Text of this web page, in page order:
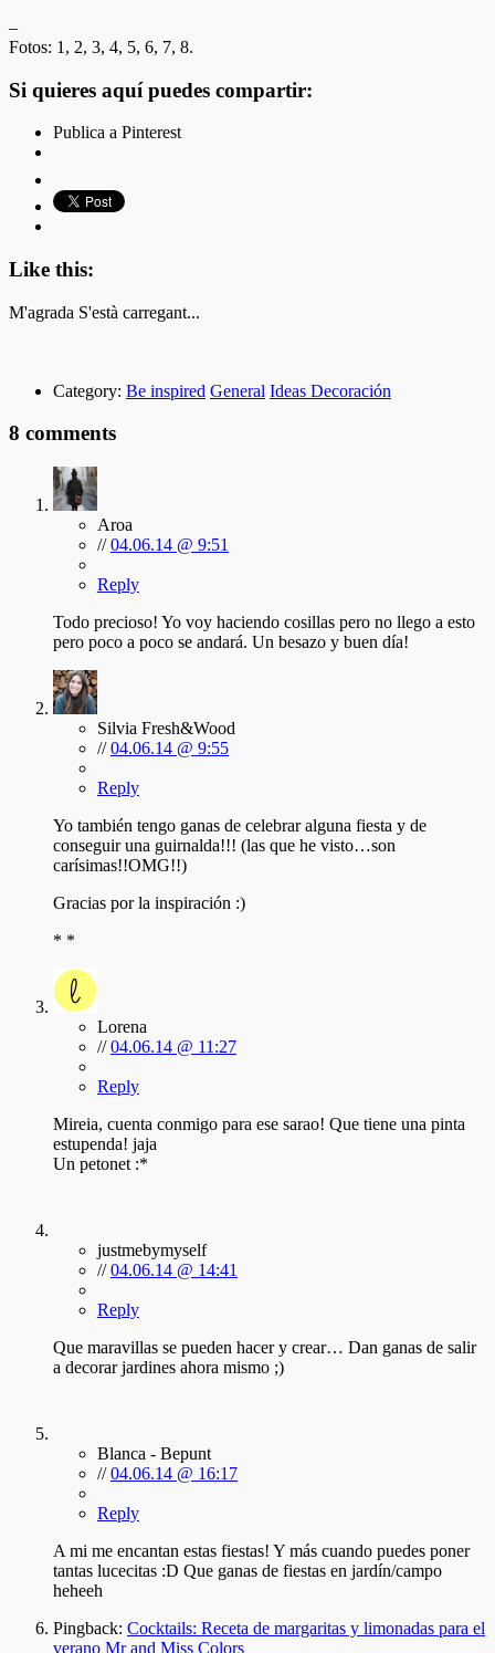
–
Fotos: 1, 2, 3, 4, 5, 6, 7, 8.
Si quieres aquí puedes compartir:
Publica a Pinterest
Like this:
M'agrada S'està carregant...
Category: Be inspired General Ideas Decoración
8 comments
Aroa
//04.06.14 @ 9:51
Reply
Todo precioso! Yo voy haciendo cosillas pero no llego a esto
pero poco a poco se andará. Un besazo y buen día!
Silvia Fresh&Wood
//04.06.14 @ 9:55
Reply
Yo también tengo ganas de celebrar alguna fiesta y de
conseguir una guirnalda!!! (las que he visto…son
carísimas!!OMG!!)
Gracias por la inspiración :)
* *
Lorena
//04.06.14 @ 11:27
Reply
Mireia, cuenta conmigo para ese sarao! Que tiene una pinta
estupenda! jaja
Un petonet :*
justmebymyself
//04.06.14 @ 14:41
Reply
Que maravillas se pueden hacer y crear… Dan ganas de salir
a decorar jardines ahora mismo ;)
Blanca - Bepunt
//04.06.14 @ 16:17
Reply
A mi me encantan estas fiestas! Y más cuando puedes poner
tantas lucecitas :D Que ganas de fiestas en jardín/campo
heheeh
Pingback: Cocktails: Receta de margaritas y limonadas para el
verano Mr and Miss Colors